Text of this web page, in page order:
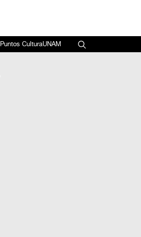
Puntos CulturaUNAM